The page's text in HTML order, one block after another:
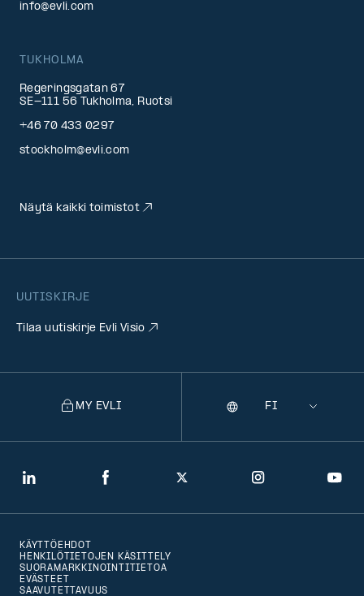
UUTISKIRJE
Tilaa uutiskirje Evli Visio
info@evli.com
TUKHOLMA
Regeringsgatan 67
SE-111 56 Tukholma, Ruotsi
+46 70 433 0297
stockholm@evli.com
Näytä kaikki toimistot
LinkedIn Facebook Twitter Instagram
MY EVLI
Selecting
Kieli
KÄYTTÖEHDOT
HENKILÖTIETOJEN KÄSITTELY
SUORAMARKKINOINTITIETOA
EVÄSTEET
SAAVUTETTAVUUS